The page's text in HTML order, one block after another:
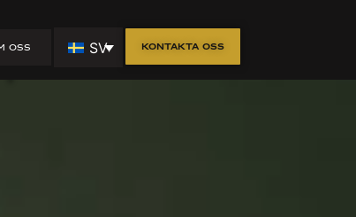
OSS SV Kontakta oss